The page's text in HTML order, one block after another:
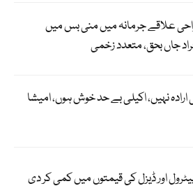
علاقے جرمانہ میں منی بس میں
ارادہ نہیں، اکیلی بے حد خوش ہوں، امیشا
اور ڈیزل کی قیمتوں میں کمی کر دی